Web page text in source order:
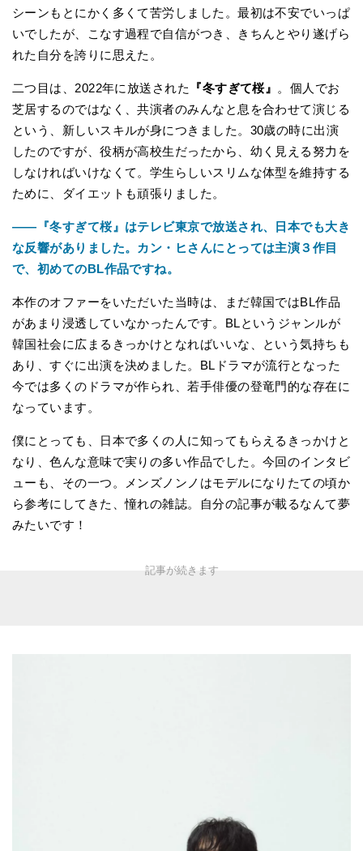
シーンもとにかく多くて苦労しました。最初は不安でいっぱ
いでしたが、こなす過程で自信がつき、きちんとやり遂げら
れた自分を誇りに思えた。
二つ目は、2022年に放送された 『冬すぎて桜』 。個人でお
芝居するのではなく、共演者のみんなと息を合わせて演じる
という、新しいスキルが身につきました。30歳の時に出演
したのですが、役柄が高校生だったから、幼く見える努力を
しなければいけなくて。学生らしいスリムな体型を維持する
ために、ダイエットも頑張りました。
――『冬すぎて桜』はテレビ東京で放送され、日本でも大き
な反響がありました。カン・ヒさんにとっては主演３作目
で、初めてのBL作品ですね。
本作のオファーをいただいた当時は、まだ韓国ではBL作品
があまり浸透していなかったんです。BLというジャンルが
韓国社会に広まるきっかけとなればいいな、という気持ちも
あり、すぐに出演を決めました。BLドラマが流行となった
今では多くのドラマが作られ、若手俳優の登竜門的な存在に
なっています。
僕にとっても、日本で多くの人に知ってもらえるきっかけと
なり、色んな意味で実りの多い作品でした。今回のインタビ
ューも、その一つ。メンズノンノはモデルになりたての頃か
ら参考にしてきた、憧れの雑誌。自分の記事が載るなんて夢
みたいです！